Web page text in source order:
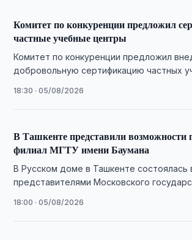
Комитет по конкуренции предложил
частные учебные центры
Комитет по конкуренции предложил
добровольную сертификацию частных
образовательных услуг.
18:30 · 05/08/2026
В Ташкенте представили возможности
филиал МГТУ имени Баумана
В Русском доме в Ташкенте состоялась
представителями Московского
посвященная приемной кампании в …
18:00 · 05/08/2026